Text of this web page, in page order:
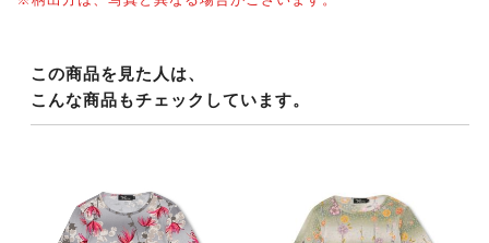
この商品を見た人は、
こんな商品もチェックしています。